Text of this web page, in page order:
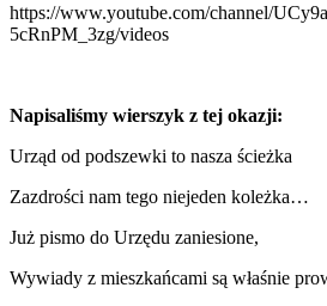
https://www.youtube.com/channel/
5cRnPM_3zg/videos
Napisaliśmy wierszyk z tej okazji:
Urząd od podszewki to nasza ścieżka
Zazdrości nam tego niejeden koleżka…
Już pismo do Urzędu zaniesione,
Wywiady z mieszkańcami są właśnie